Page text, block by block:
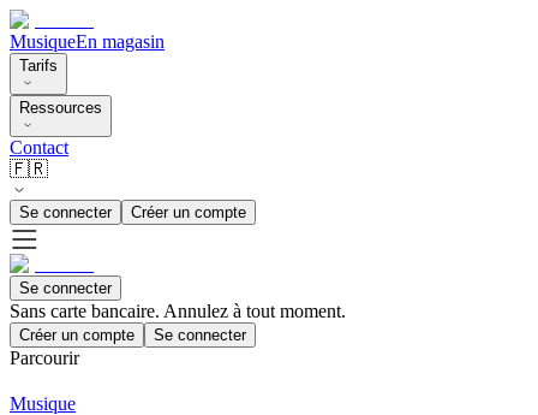
MusiqueEn magasin
Tarifs
Ressources
Contact
🇫🇷
Se connecter Créer un compte
Se connecter
Sans carte bancaire. Annulez à tout moment.
Créer un compte Se connecter
Parcourir
Musique